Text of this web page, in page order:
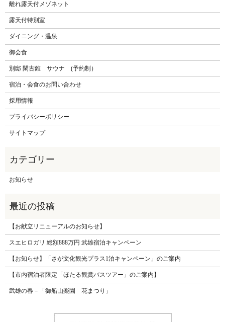
離れ露天付メゾネット
露天付特別室
ダイニング・温泉
御会食
別邸 閑古錐 サウナ (予約制）
宿泊・会食のお問い合わせ
採用情報
プライバシーポリシー
サイトマップ
お知らせ
【お献立リニューアルのお知らせ】
スエヒロガリ 総額888万円 武雄宿泊キャンペーン
【お知らせ】「さが文化観光プラス1泊キャンペーン」のご案内
【市内宿泊者限定「ほたる観賞バスツアー」のご案内】
武雄の春－「御船山楽園 花まつり」